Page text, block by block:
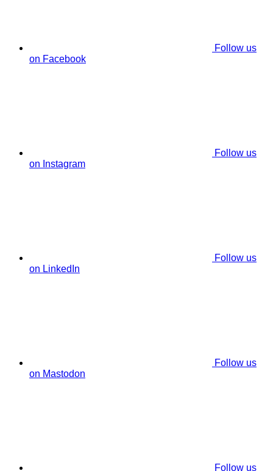
Follow us
on Facebook
Follow us
on Instagram
Follow us
on LinkedIn
Follow us
on Mastodon
Follow us